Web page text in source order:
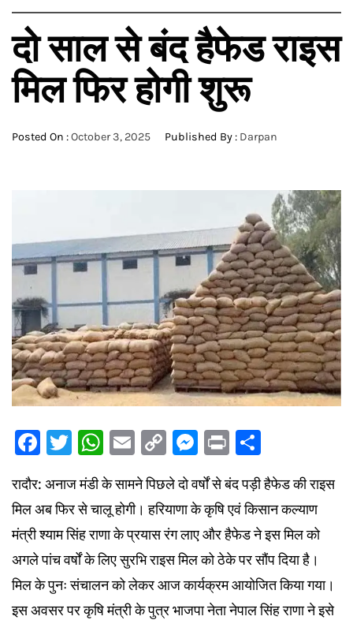
दो साल से बंद हैफेड राइस
मिल फिर होगी शुरू
Posted On :October 3, 2025 Published By : Darpan
Facebook
Twitter
WhatsApp
Email
Copy
Link
Messenger
Print
रादौर: अनाज मंडी के सामने पिछले दो वर्षों से बंद पड़ी हैफेड की राइस
मिल अब फिर से चालू होगी। हरियाणा के कृषि एवं किसान कल्याण
मंत्री श्याम सिंह राणा के प्रयास रंग लाए और हैफेड ने इस मिल को
अगले पांच वर्षों के लिए सुरभि राइस मिल को ठेके पर सौंप दिया है।
मिल के पुनः संचालन को लेकर आज कार्यक्रम आयोजित किया गया।
इस अवसर पर कृषि मंत्री के पुत्र भाजपा नेता नेपाल सिंह राणा ने इसे